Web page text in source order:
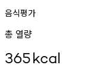
음식평가
총 열량
365kcal